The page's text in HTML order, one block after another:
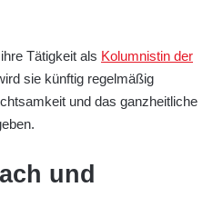
Tätigkeit als Kolumnistin der
sie künftig regelmäßig
und das ganzheitliche
und